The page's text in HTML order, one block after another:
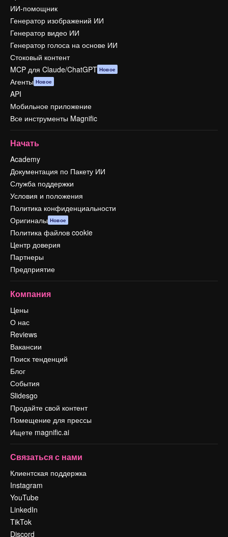
ИИ-помощник
Генератор изображений ИИ
Генератор видео ИИ
Генератор голоса на основе ИИ
Стоковый контент
MCP для Claude/ChatGPT Новое
Агенты Новое
API
Мобильное приложение
Все инструменты Magnific
Начать
Academy
Документация по Пакету ИИ
Служба поддержки
Условия и положения
Политика конфиденциальности
Оригиналы Новое
Политика файлов cookie
Центр доверия
Партнеры
Предприятие
Компания
Цены
О нас
Reviews
Вакансии
Поиск тенденций
Блог
События
Slidesgo
Продайте свой контент
Помещение для прессы
Ищете magnific.ai
Связаться с нами
Клиентская поддержка
Instagram
YouTube
LinkedIn
TikTok
Discord